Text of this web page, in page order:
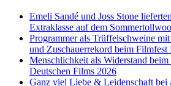
Emeli Sandé und Joss Stone
Extraklasse auf dem
Programmer als Trüffelschweine
und Zuschauerrekord beim Filmfest
Menschlichkeit als Widerstand beim
Deutschen Films 2026
Ganz viel Liebe & Leidenschaft bei